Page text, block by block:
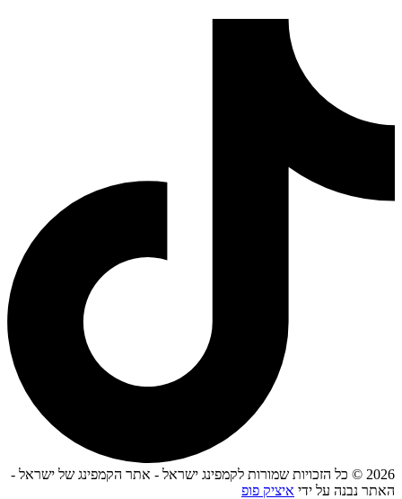
2026 © כל הזכויות שמורות לקמפינג ישראל - אתר הקמפינג של ישראל -
האתר נבנה על ידי איציק פופ